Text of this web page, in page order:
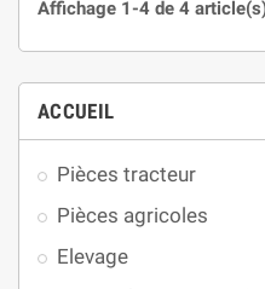
ACCUEIL
Pièces tracteur
Pièces agricoles
Elevage
Affichage 1-4 de 4